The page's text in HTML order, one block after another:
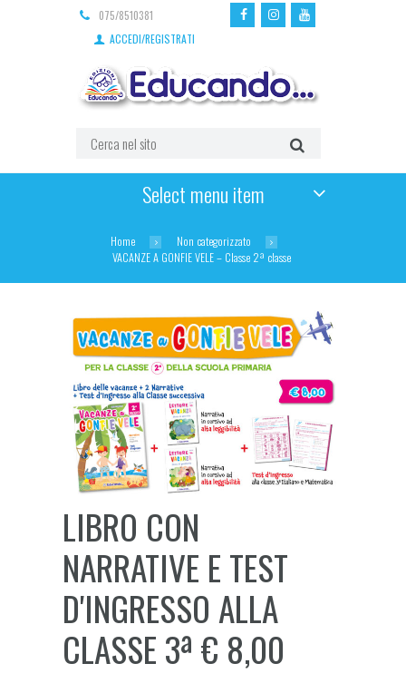
075/8510381
ACCEDI/REGISTRATI
Select menu item
Home
Non categorizzato
VACANZE A GONFIE VELE – Classe 2ª classe
LIBRO CON
NARRATIVE E TEST
D'INGRESSO ALLA
CLASSE 3ª € 8,00